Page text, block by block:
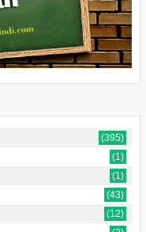
(395)
(1)
(1)
(43)
(12)